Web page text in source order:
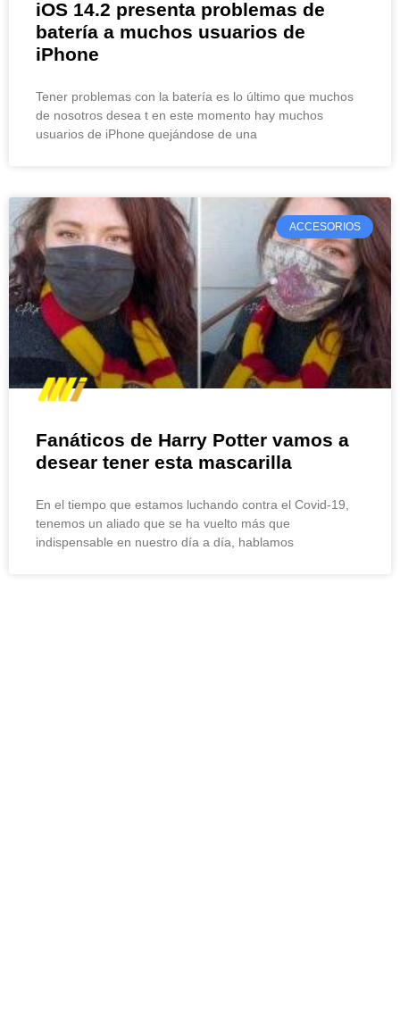
iOS 14.2 presenta problemas de
batería a muchos usuarios de
iPhone
Tener problemas con la batería es lo último que muchos
de nosotros desea t en este momento hay muchos
usuarios de iPhone quejándose de una
ACCESORIOS
Fanáticos de Harry Potter vamos a
desear tener esta mascarilla
En el tiempo que estamos luchando contra el Covid-19,
tenemos un aliado que se ha vuelto más que
indispensable en nuestro día a día, hablamos